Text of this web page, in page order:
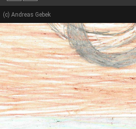
(c) Andreas Gebek